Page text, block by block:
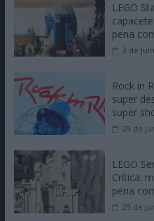
LEGO
pena
3 de
Rock in
super
super
29 de
LEGO
Crítica:
pena
25 de